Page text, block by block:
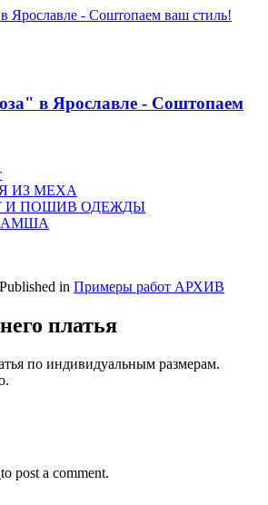
ИЗ МЕХА
И ПОШИВ ОДЕЖДЫ
Published in Примеры работ АРХИВ
платья
по индивидуальным размерам.
to post a comment.